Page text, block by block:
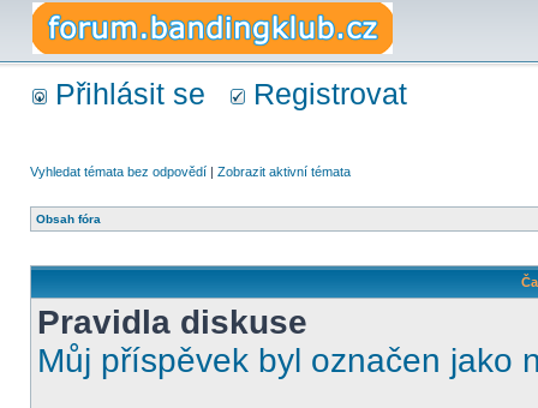
Přihlásit se Registrovat
Vyhledat témata bez odpovědí | Zobrazit aktivní témata
Obsah fóra
Pravidla diskuse
Můj příspěvek byl označen jako